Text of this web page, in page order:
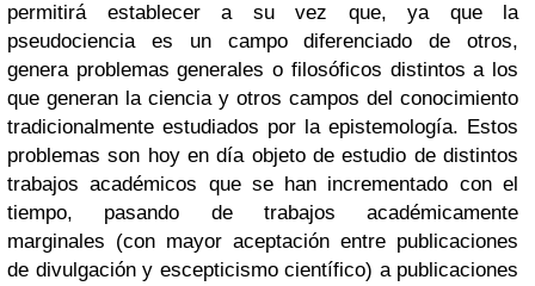
permitirá establecer a su vez que, ya que la
pseudociencia es un campo diferenciado de otros,
genera problemas generales o filosóficos distintos a los
que generan la ciencia y otros campos del conocimiento
tradicionalmente estudiados por la epistemología. Estos
problemas son hoy en día objeto de estudio de distintos
trabajos académicos que se han incrementado con el
tiempo, pasando de trabajos académicamente
marginales (con mayor aceptación entre publicaciones
de divulgación y escepticismo científico) a publicaciones